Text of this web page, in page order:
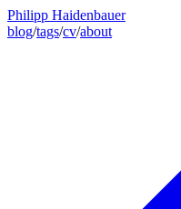
Philipp Haidenbauer
blog/tags/cv/about